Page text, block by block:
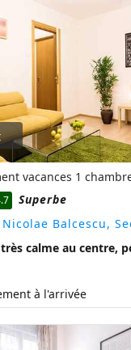
vacances 1
Superbe
Balcescu,
calme au centre,
à l'arrivée